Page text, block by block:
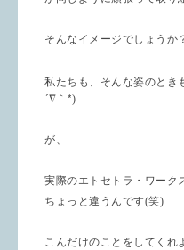
そんなイメージでしょうか
私たちも、そんな姿のとき
´∇ ｀ *)
が、
実際のエトセトラ・ワーク
ちょっと違うんです(笑)
こんだけのことをしてくれ